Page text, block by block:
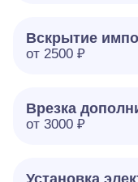
Вскрытие
от 2500 ₽
Врезка
от 3000 ₽
Установка